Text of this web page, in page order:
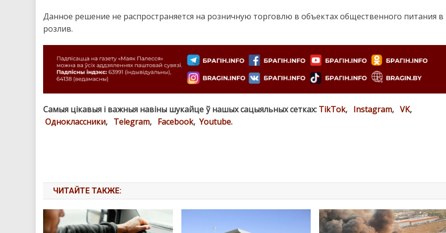
Данное решение не распространяется на розничную торговлю в объектах общественного питания в
розлив.
Самыя цікавыя і важныя навіны шукайце ў нашых сацыяльных сетках: TikTok, Instagram, VK,
Одноклассники, Telegram, Facebook, Youtube.
ЧИТАЙТЕ ТАКЖЕ: